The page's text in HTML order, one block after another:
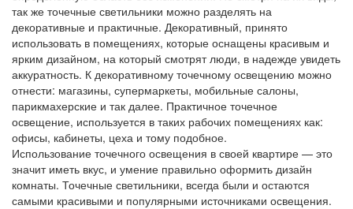
так же точечные светильники можно разделять на
декоративные и практичные. Декоративный, принято
использовать в помещениях, которые оснащены красивым и
ярким дизайном, на который смотрят люди, в надежде увидеть
аккуратность. К декоративному точечному освещению можно
отнести: магазины, супермаркеты, мобильные салоны,
парикмахерские и так далее. Практичное точечное
освещение, используется в таких рабочих помещениях как:
офисы, кабинеты, цеха и тому подобное.
Использование точечного освещения в своей квартире — это
значит иметь вкус, и умение правильно оформить дизайн
комнаты. Точечные светильники, всегда были и остаются
самыми красивыми и популярными источниками освещения.